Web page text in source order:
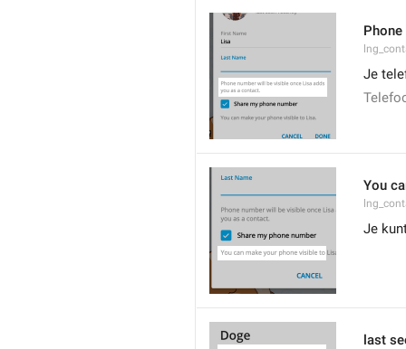
Je
You
Je
last